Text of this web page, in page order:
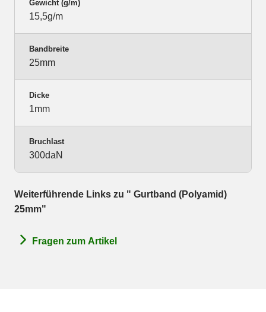
Gewicht (g/m)
15,5g/m
Bandbreite
25mm
Dicke
1mm
Bruchlast
300daN
Weiterführende Links zu " Gurtband (Polyamid)
25mm"
Fragen zum Artikel